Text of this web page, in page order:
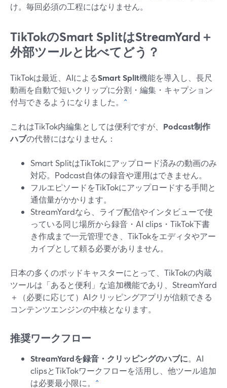
け。毎回必須の工程にはなりません。
TikTokのSmart SplitはStreamYard＋
外部ツールと比べてどう？
TikTokは最近、AIによるSmart Split機能を導入し、長尺
動画を自動で短いクリップに分割・編集・キャプション
付与できるようになりました。 ^
これはTikTok内編集としては便利ですが、 Podcast制作
ハブの代替にはなりません：
Smart SplitはTikTokにアップロード済みの動画のみ
対応。Podcast自体の録音や運用はできません。
フルエピソードをTikTokにアップロードする手間と
通信量がかかります。
StreamYardなら、ライブ配信やインタビューで使
っている同じ場所から録音・AI clips・TikTok下書
き作成まで一元管理でき、TikTokをエディタやアー
カイブとして頼る必要がありません。
日本の多くのポッドキャスターにとって、TikTokの内蔵
ツールは「あると便利」な追加機能であり、StreamYard
＋（必要に応じて）AIクリッピングアプリが信頼できる
コンテンツエンジンの中核となります。
推奨ワークフロー
StreamYardを録音・クリッピングのハブに。AI
clipsとTikTokワークフローを活用し、他ツール追加
は必要最小限に。 ^